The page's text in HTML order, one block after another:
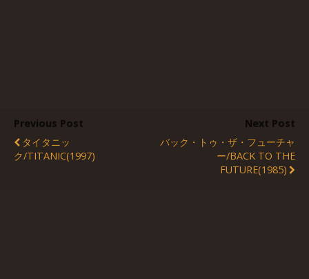
Previous Post
タイタニッ
ク/TITANIC(1997)
Next Post
バック・トゥ・ザ・フューチャ
ー/BACK TO THE
FUTURE(1985)